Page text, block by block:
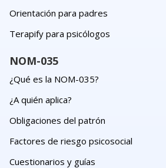
Orientación para padres
Terapify para psicólogos
NOM-035
¿Qué es la NOM-035?
¿A quién aplica?
Obligaciones del patrón
Factores de riesgo psicosocial
Cuestionarios y guías